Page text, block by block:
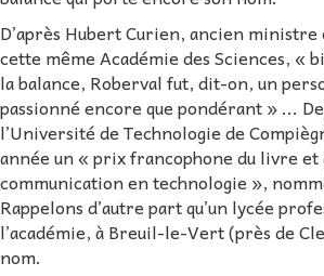
D’après Hubert Curien, ancien
cette même Académie des Sciences, «
la balance, Roberval fut, dit-on, un
passionné encore que pondérant » ...
l’Université de Technologie de
année un « prix francophone du livre et
communication en technologie »,
Rappelons d’autre part qu’un lycée
l’académie, à Breuil-le-Vert (près de
nom.